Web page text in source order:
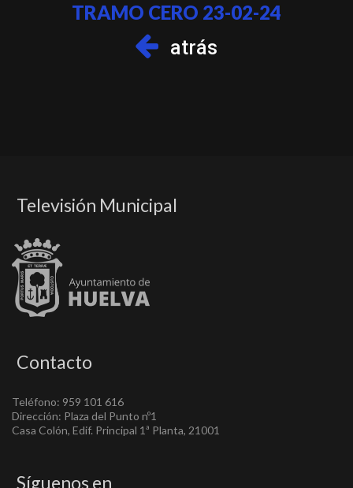
TRAMO CERO 23-02-24
atrás
Televisión Municipal
Contacto
Teléfono: 959 101 616
Dirección: Plaza del Punto nº1
Casa Colón, Edif. Principal 1ª Planta, 21001
Síguenos en